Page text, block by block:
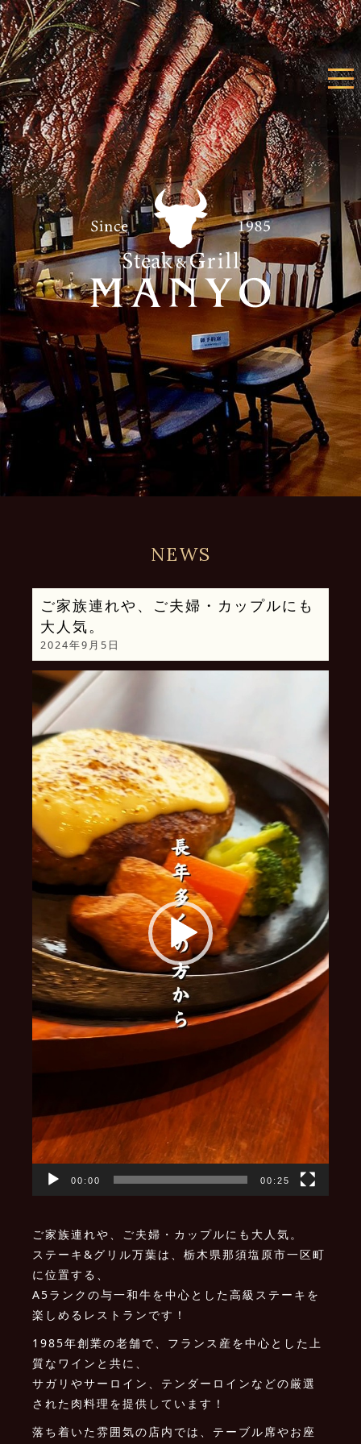
NEWS
ご家族連れや、ご夫婦・カップルにも
大人気。
2024年9月5日
動
画
プ
レ
ー
ヤ
ー
00:00 00:25
ご家族連れや、ご夫婦・カップルにも大人気。
ステーキ&グリル万葉は、栃木県那須塩原市一区町
に位置する、
A5ランクの与一和牛を中心とした高級ステーキを
楽しめるレストランです！
1985年創業の老舗で、フランス産を中心とした上
質なワインと共に、
サガリやサーロイン、テンダーロインなどの厳選
された肉料理を提供しています！
落ち着いた雰囲気の店内では、テーブル席やお座